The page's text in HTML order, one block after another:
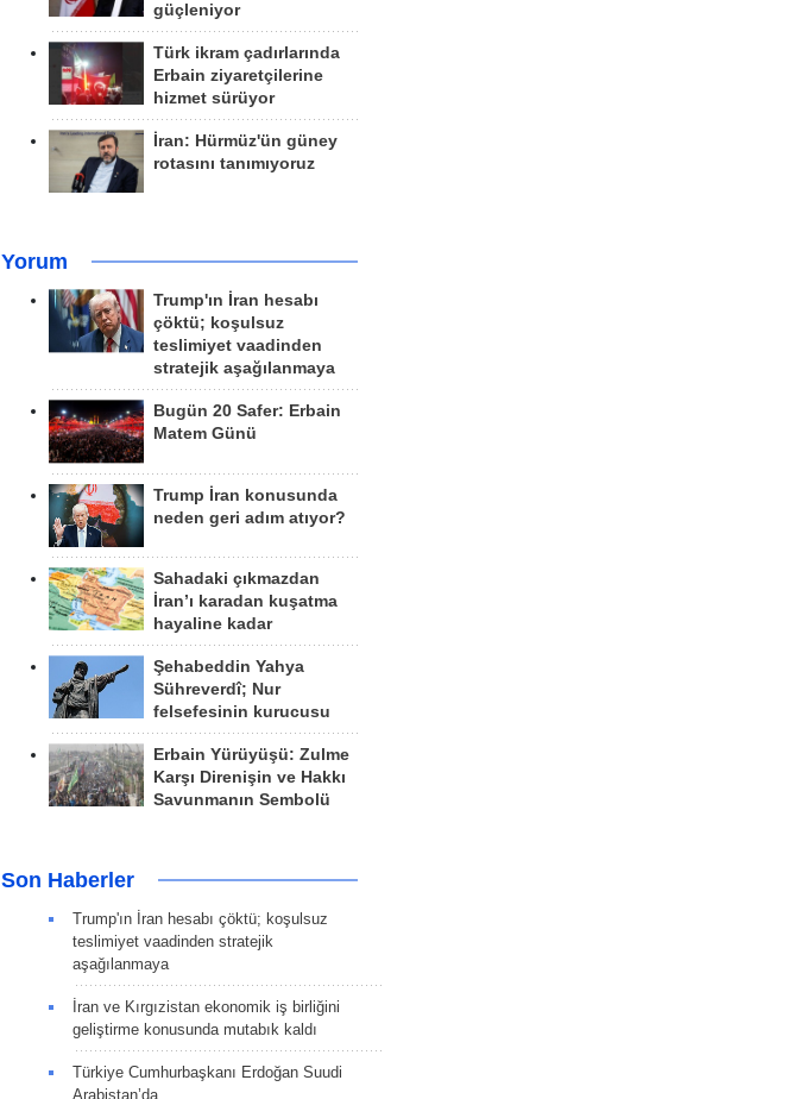
güçleniyor
Türk ikram çadırlarında
Erbain ziyaretçilerine
hizmet sürüyor
İran: Hürmüz'ün güney
rotasını tanımıyoruz
Yorum
Trump'ın İran hesabı
çöktü; koşulsuz
teslimiyet vaadinden
stratejik aşağılanmaya
Bugün 20 Safer: Erbain
Matem Günü
Trump İran konusunda
neden geri adım atıyor?
Sahadaki çıkmazdan
İran’ı karadan kuşatma
hayaline kadar
Şehabeddin Yahya
Sühreverdî; Nur
felsefesinin kurucusu
Erbain Yürüyüşü: Zulme
Karşı Direnişin ve Hakkı
Savunmanın Sembolü
Son Haberler
Trump'ın İran hesabı çöktü; koşulsuz
teslimiyet vaadinden stratejik
aşağılanmaya
İran ve Kırgızistan ekonomik iş birliğini
geliştirme konusunda mutabık kaldı
Türkiye Cumhurbaşkanı Erdoğan Suudi
Arabistan’da